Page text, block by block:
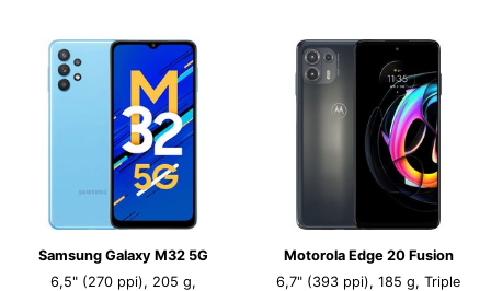
Samsung Galaxy M32 5G
6,5" (270 ppi), 205 g,
Motorola Edge 20 Fusion
6,7" (393 ppi), 185 g, Triple